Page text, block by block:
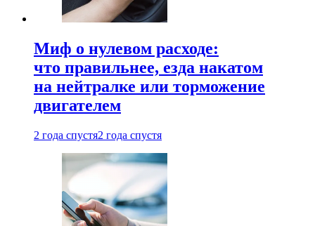
Миф о нулевом расходе:
что правильнее, езда накатом
на нейтралке или торможение
двигателем
2 года спустя2 года спустя